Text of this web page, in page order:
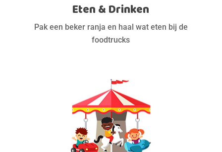
Eten & Drinken
Pak een beker ranja en haal wat eten bij de
foodtrucks